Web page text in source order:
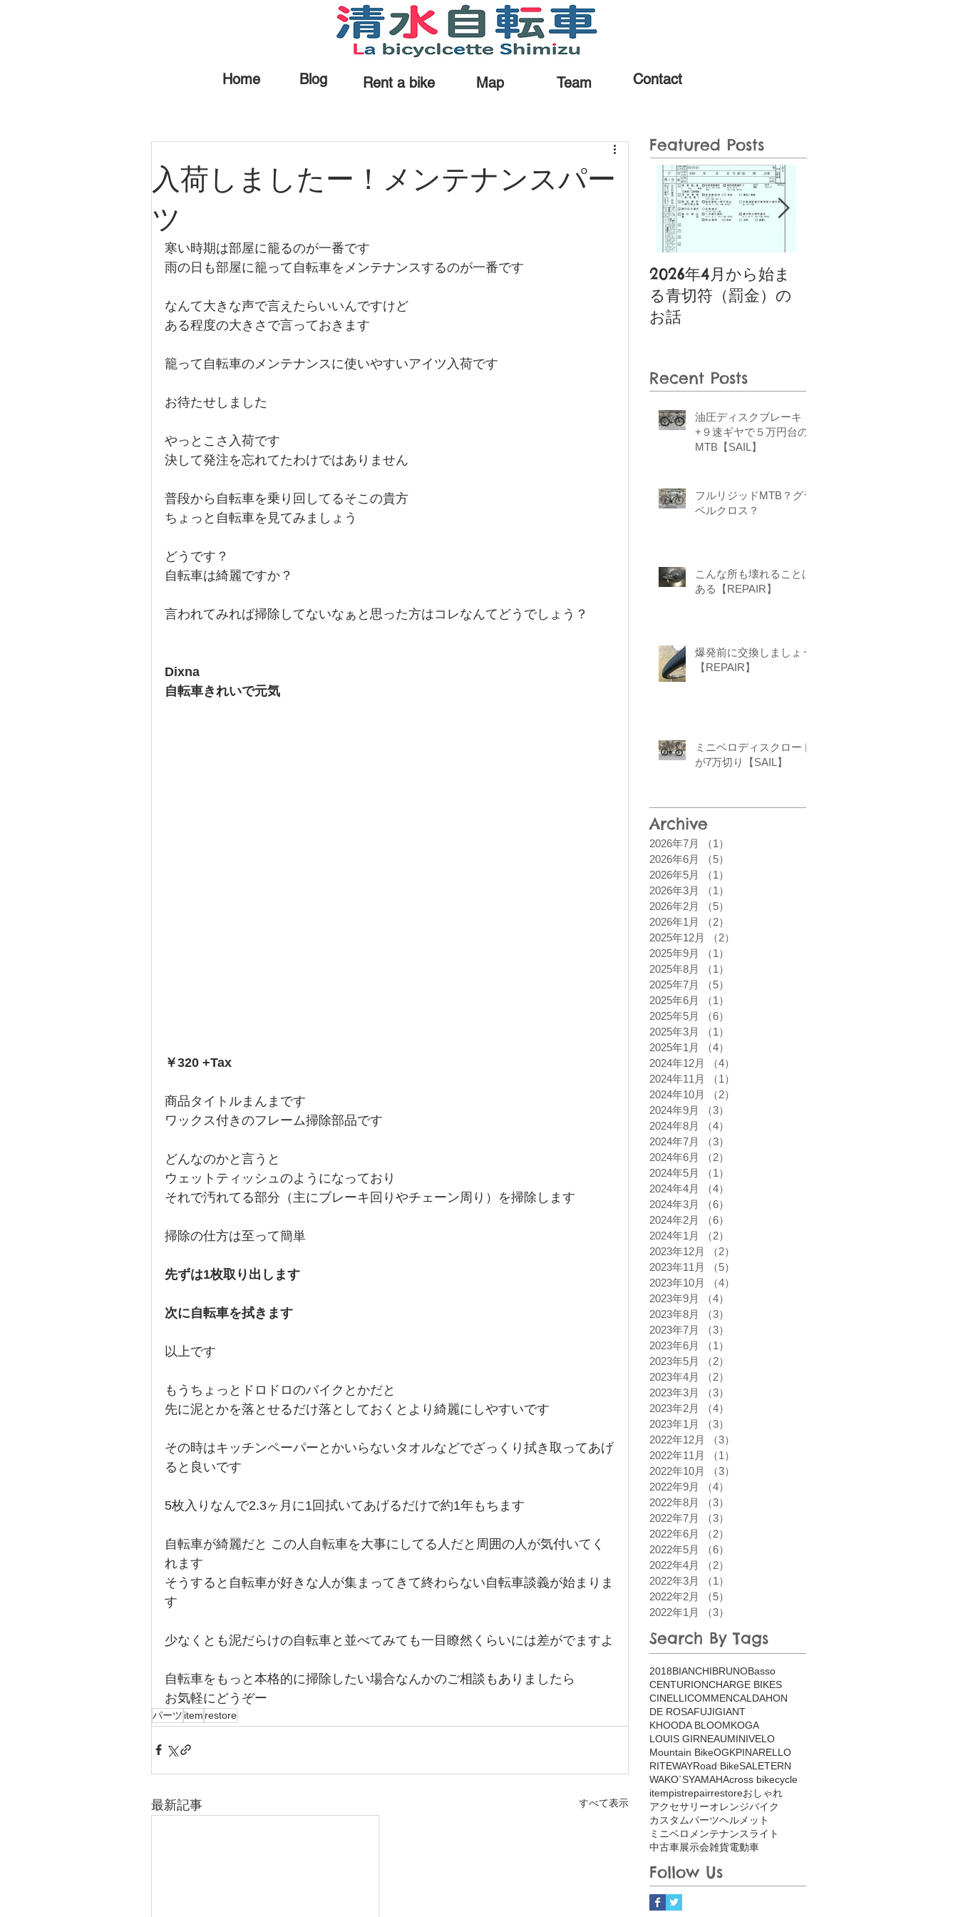
Home Blog Rent a bike Map Team Contact
入荷しましたー！メンテナンスパー
ツ
寒い時期は部屋に籠るのが一番です
雨の日も部屋に籠って自転車をメンテナンスするのが一番です
なんて大きな声で言えたらいいんですけど
ある程度の大きさで言っておきます
籠って自転車のメンテナンスに使いやすいアイツ入荷です
お待たせしました
やっとこさ入荷です
決して発注を忘れてたわけではありません
普段から自転車を乗り回してるそこの貴方
ちょっと自転車を見てみましょう
どうです？
自転車は綺麗ですか？
言われてみれば掃除してないなぁと思った方はコレなんてどうでしょう？
Dixna
自転車きれいで元気
￥320 +Tax
商品タイトルまんまです
ワックス付きのフレーム掃除部品です
どんなのかと言うと
ウェットティッシュのようになっており
それで汚れてる部分（主にブレーキ回りやチェーン周り）を掃除します
掃除の仕方は至って簡単
先ずは1枚取り出します
次に自転車を拭きます
以上です
もうちょっとドロドロのバイクとかだと
先に泥とかを落とせるだけ落としておくとより綺麗にしやすいです
その時はキッチンペーパーとかいらないタオルなどでざっくり拭き取ってあげ
ると良いです
5枚入りなんで2.3ヶ月に1回拭いてあげるだけで約1年もちます
自転車が綺麗だと この人自転車を大事にしてる人だと周囲の人が気付いてく
れます
そうすると自転車が好きな人が集まってきて終わらない自転車談義が始まりま
す
少なくとも泥だらけの自転車と並べてみても一目瞭然くらいには差がでますよ
自転車をもっと本格的に掃除したい場合なんかのご相談もありましたら
お気軽にどうぞー
パーツ item restore
最新記事 すべて表示
Featured Posts
2026年4月から始ま
る青切符（罰金）の
お話
Recent Posts
油圧ディスクブレーキ
+９速ギヤで５万円台の
MTB【SAIL】
フルリジッドMTB？グラ
ベルクロス？
こんな所も壊れることは
ある【REPAIR】
爆発前に交換しましょう
【REPAIR】
ミニベロディスクロード
が7万切り【SAIL】
Archive
2026年7月 （1）
2026年6月
（5）
2026年5月
（1）
2026年3月
（1）
2026年2月
（5）
2026年1月
（2）
2025年12月
（2）
2025年9月
（1）
2025年8月
（1）
2025年7月
（5）
2025年6月
（1）
2025年5月
（6）
2025年3月
（1）
2025年1月
（4）
2024年12月
（4）
2024年11月
（1）
2024年10月
（2）
2024年9月
（3）
2024年8月
（4）
2024年7月
（3）
2024年6月
（2）
2024年5月
（1）
2024年4月
（4）
2024年3月
（6）
2024年2月
（6）
2024年1月
（2）
2023年12月
（2）
2023年11月
（5）
2023年10月
（4）
2023年9月
（4）
2023年8月
（3）
2023年7月
（3）
2023年6月
（1）
2023年5月
（2）
2023年4月
（2）
2023年3月
（3）
2023年2月
（4）
2023年1月
（3）
2022年12月
（3）
2022年11月
（1）
2022年10月
（3）
2022年9月
（4）
2022年8月
（3）
2022年7月
（3）
2022年6月
（2）
2022年5月
（6）
2022年4月
（2）
2022年3月
（1）
2022年2月
（5）
2022年1月
（3）
Search By Tags
2018BIANCHIBRUNOBasso
CENTURIONCHARGE BIKES
CINELLICOMMENCAL DAHON
DE ROSAFUJIGIANT
KHOODA BLOOMKOGA
LOUIS GIRNEAUMINIVELO
Mountain BikeOGKPINARELLO
RITEWAYRoad BikeSALETERN
WAKO`SYAMAHAcross bikecycle
itempistrepairrestoreおしゃれ
アクセサリーオレンジバイク
カスタムパーツヘルメット
ミニベロ メンテナンスライト
中古車展示会雑貨電動車
Follow Us